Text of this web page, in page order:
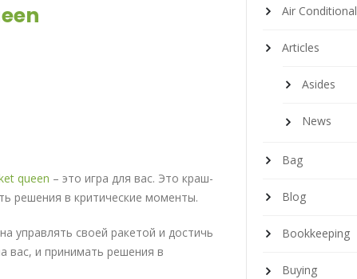
queen – это игра для вас. Это краш-
решения в критические моменты.
управлять своей ракетой и достичь
вас, и принимать решения в
Air Conditional
Articles
Asides
News
Bag
Blog
Bookkeeping
Buying